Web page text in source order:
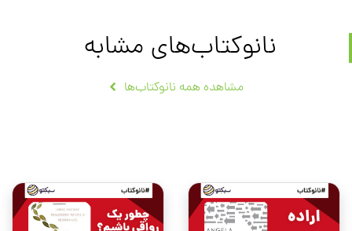
نانوکتاب‌های مشابه
مشاهده همه نانوکتاب‌ها